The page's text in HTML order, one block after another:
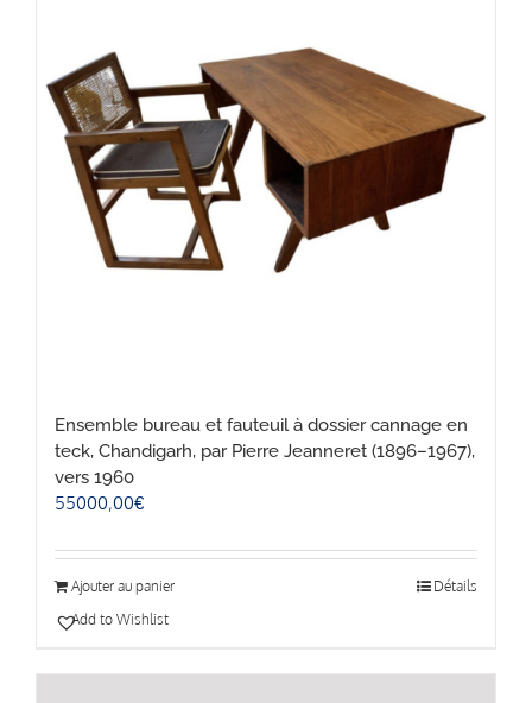
Ensemble bureau et fauteuil à dossier cannage en
teck, Chandigarh, par Pierre Jeanneret (1896–1967),
vers 1960
55000,00€
Ajouter au panier
Détails
Add to Wishlist